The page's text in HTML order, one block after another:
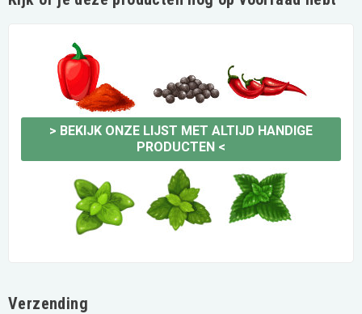
> BEKIJK ONZE LIJST MET ALTIJD HANDIGE
PRODUCTEN <
Verzending